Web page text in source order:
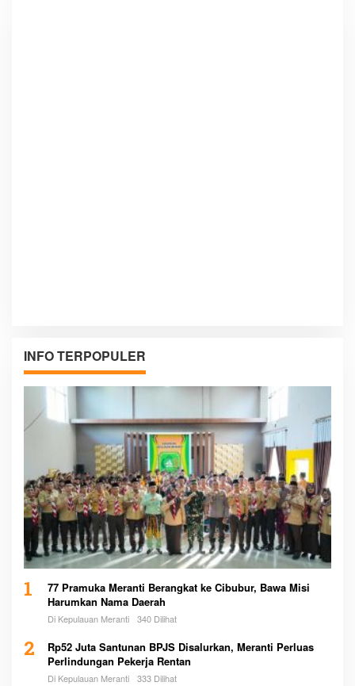
INFO TERPOPULER
1
77 Pramuka Meranti Berangkat ke Cibubur, Bawa Misi
Harumkan Nama Daerah
Di Kepulauan Meranti 340 Dilihat
2
Rp52 Juta Santunan BPJS Disalurkan, Meranti Perluas
Perlindungan Pekerja Rentan
Di Kepulauan Meranti 333 Dilihat